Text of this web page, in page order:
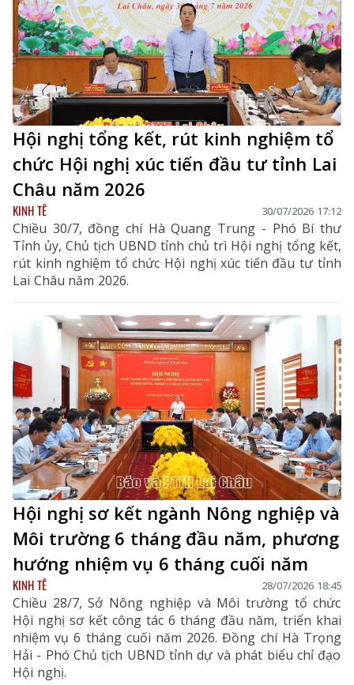
Hội nghị tổng kết, rút kinh nghiệm tổ
chức Hội nghị xúc tiến đầu tư tỉnh Lai
Châu năm 2026
KINH TẾ 30/07/2026 17:12
Chiều 30/7, đồng chí Hà Quang Trung - Phó Bí thư
Tỉnh ủy, Chủ tịch UBND tỉnh chủ trì Hội nghị tổng kết,
rút kinh nghiệm tổ chức Hội nghị xúc tiến đầu tư tỉnh
Lai Châu năm 2026.
Hội nghị sơ kết ngành Nông nghiệp và
Môi trường 6 tháng đầu năm, phương
hướng nhiệm vụ 6 tháng cuối năm
KINH TẾ 28/07/2026 18:45
Chiều 28/7, Sở Nông nghiệp và Môi trường tổ chức
Hội nghị sơ kết công tác 6 tháng đầu năm, triển khai
nhiệm vụ 6 tháng cuối năm 2026. Đồng chí Hà Trọng
Hải - Phó Chủ tịch UBND tỉnh dự và phát biểu chỉ đạo
Hội nghị.